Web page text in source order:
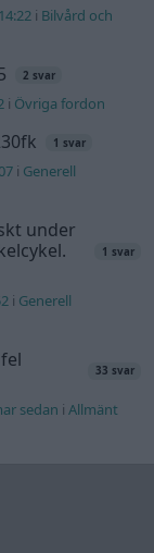
i Bilvård och
2 svar
i Övriga fordon
1 svar
i Generell
under
1 svar
i Generell
33 svar
sedan iAllmänt